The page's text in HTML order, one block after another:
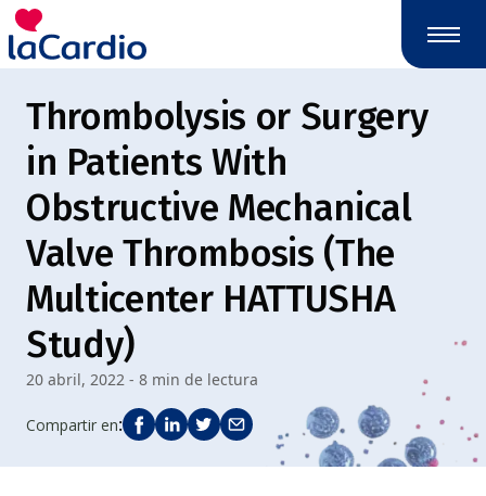
Thrombolysis or Surgery
in Patients With
Obstructive Mechanical
Valve Thrombosis (The
Multicenter HATTUSHA
Study)
20 abril, 2022 - 8 min de lectura
Compartir en: